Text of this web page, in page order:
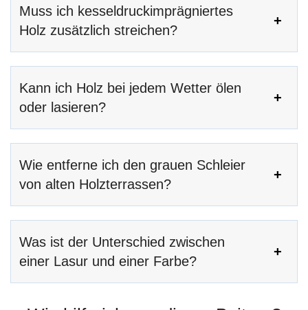
Muss ich kesseldruckimprägniertes
Holz zusätzlich streichen?
Kann ich Holz bei jedem Wetter ölen
oder lasieren?
Wie entferne ich den grauen Schleier
von alten Holzterrassen?
Was ist der Unterschied zwischen
einer Lasur und einer Farbe?